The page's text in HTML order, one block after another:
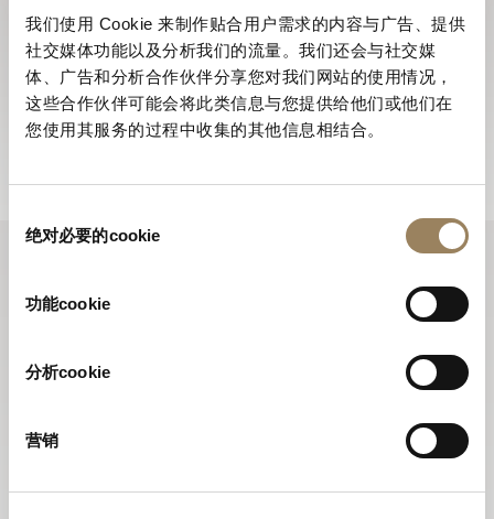
我们使用 Cookie 来制作贴合用户需求的内容与广告、提供
社交媒体功能以及分析我们的流量。我们还会与社交媒
体、广告和分析合作伙伴分享您对我们网站的使用情况，
这些合作伙伴可能会将此类信息与您提供给他们或他们在
您使用其服务的过程中收集的其他信息相结合。
绝对必要的cookie
功能cookie
分析cookie
营销
订阅电子报
宝玑电子报将带您探索品牌全年精彩资讯，率先呈现所有
新品。
订阅电子报